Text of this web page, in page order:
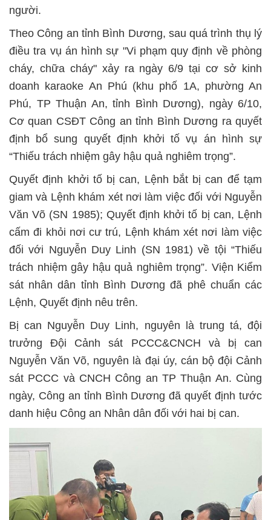
người.
Theo Công an tỉnh Bình Dương, sau quá trình thụ lý
điều tra vụ án hình sự "Vi phạm quy định về phòng
cháy, chữa cháy" xảy ra ngày 6/9 tại cơ sở kinh
doanh karaoke An Phú (khu phố 1A, phường An
Phú, TP Thuận An, tỉnh Bình Dương), ngày 6/10,
Cơ quan CSĐT Công an tỉnh Bình Dương ra quyết
định bổ sung quyết định khởi tố vụ án hình sự
“Thiếu trách nhiệm gây hậu quả nghiêm trọng”.
Quyết định khởi tố bị can, Lệnh bắt bị can để tạm
giam và Lệnh khám xét nơi làm việc đối với Nguyễn
Văn Võ (SN 1985); Quyết định khởi tố bị can, Lệnh
cấm đi khỏi nơi cư trú, Lệnh khám xét nơi làm việc
đối với Nguyễn Duy Linh (SN 1981) về tội “Thiếu
trách nhiệm gây hậu quả nghiêm trọng”. Viện Kiểm
sát nhân dân tỉnh Bình Dương đã phê chuẩn các
Lệnh, Quyết định nêu trên.
Bị can Nguyễn Duy Linh, nguyên là trung tá, đội
trưởng Đội Cảnh sát PCCC&CNCH và bị can
Nguyễn Văn Võ, nguyên là đại úy, cán bộ đội Cảnh
sát PCCC và CNCH Công an TP Thuận An. Cùng
ngày, Công an tỉnh Bình Dương đã quyết định tước
danh hiệu Công an Nhân dân đối với hai bị can.